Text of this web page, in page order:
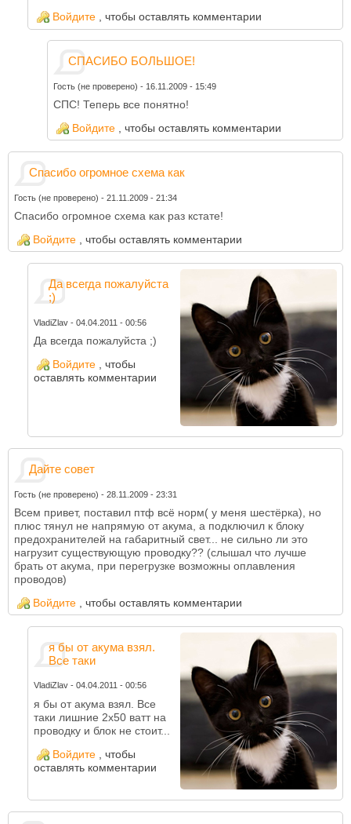
Войдите
, чтобы оставлять комментарии
СПАСИБО БОЛЬШОЕ!
Гость (не проверено) - 16.11.2009 - 15:49
СПС! Теперь все понятно!
Войдите
, чтобы оставлять комментарии
Спасибо огромное схема как
Гость (не проверено) - 21.11.2009 - 21:34
Спасибо огромное схема как раз кстате!
Войдите
, чтобы оставлять комментарии
Да всегда пожалуйста
;)
VladiZlav- 04.04.2011 - 00:56
Да всегда пожалуйста ;)
Войдите
, чтобы
оставлять комментарии
Дайте совет
Гость (не проверено) - 28.11.2009 - 23:31
Всем привет, поставил птф всё норм( у меня шестёрка), но
плюс тянул не напрямую от акума, а подключил к блоку
предохранителей на габаритный свет... не сильно ли это
нагрузит существующую проводку?? (слышал что лучше
брать от акума, при перегрузке возможны оплавления
проводов)
Войдите
, чтобы оставлять комментарии
я бы от акума взял.
Все таки
VladiZlav- 04.04.2011 - 00:56
я бы от акума взял. Все
таки лишние 2х50 ватт на
проводку и блок не стоит...
Войдите
, чтобы
оставлять комментарии